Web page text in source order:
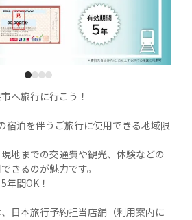
1 2 3 4
へ旅行に行こう！
宿泊を伴うご旅行に使用できる地域限
地までの交通費や観光、体験などの
きるのが魅力です。
年間OK！
日本旅行予約担当店舗（利用案内に